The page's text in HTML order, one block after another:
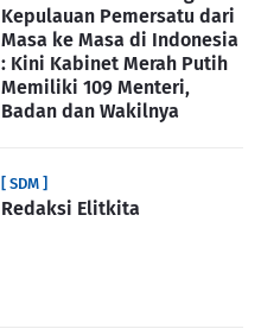
Kepulauan Pemersatu dari
Masa ke Masa di Indonesia
: Kini Kabinet Merah Putih
Memiliki 109 Menteri,
Badan dan Wakilnya
[ SDM ]
Redaksi Elitkita